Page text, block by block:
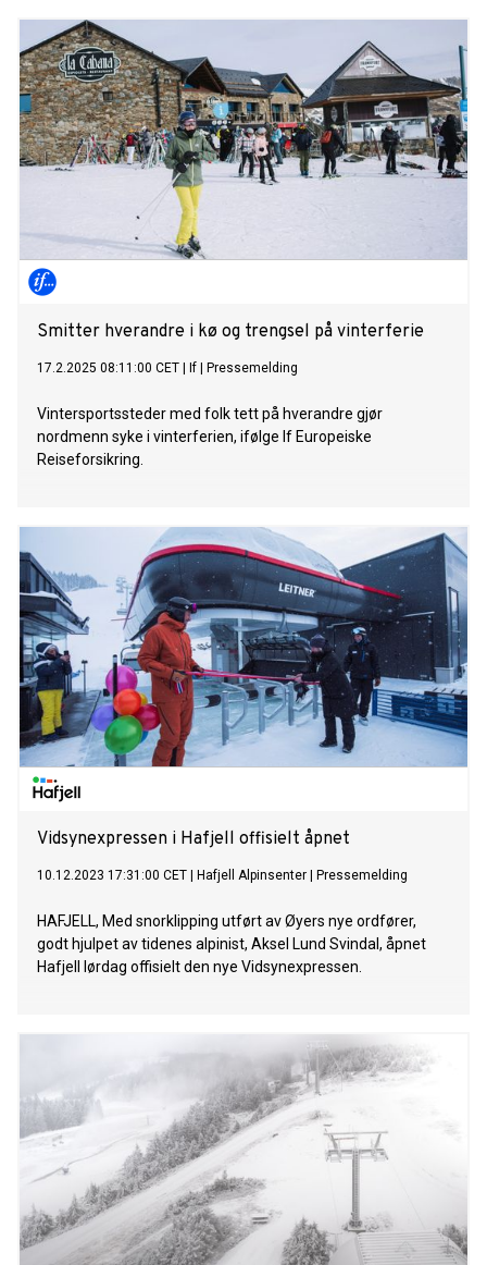
Smitter hverandre i kø og trengsel på vinterferie
17.2.2025 08:11:00 CET If Pressemelding
Vintersportssteder med folk tett på hverandre gjør
nordmenn syke i vinterferien, ifølge If Europeiske
Reiseforsikring.
Vidsynexpressen i Hafjell offisielt åpnet
10.12.2023 17:31:00 CET Hafjell Alpinsenter Pressemelding
HAFJELL, Med snorklipping utført av Øyers nye ordfører,
godt hjulpet av tidenes alpinist, Aksel Lund Svindal, åpnet
Hafjell lørdag offisielt den nye Vidsynexpressen.